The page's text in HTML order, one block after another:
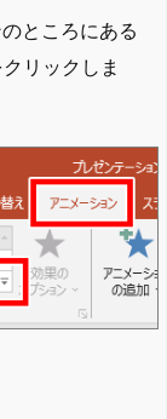
ところにある
クリックしま